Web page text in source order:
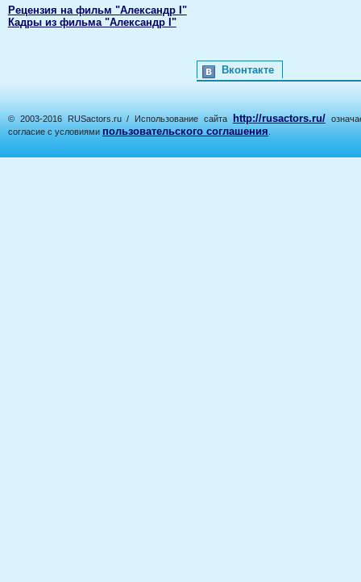
Рецензия на фильм "Александр I"
Кадры из фильма "Александр I"
Вконтакте
© 2003-2016 RUSactors.ru / Использование сайта http://rusactors.ru/
согласие с условиями пользовательского соглашения